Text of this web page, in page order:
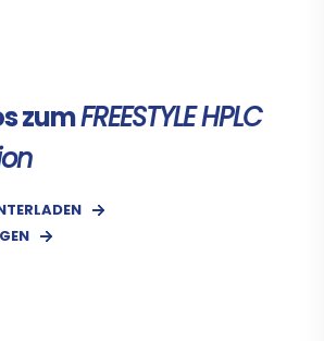
zumFREESTYLE HPLC